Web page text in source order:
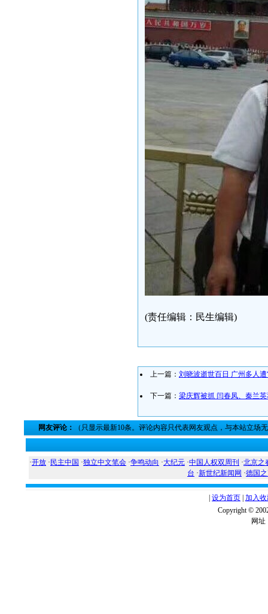
(责任编辑：民生编辑)
上一篇： 刘晓波逝世百日 广州多人遭
下一篇： 梁庆辉被抓 闫春凤、秦兰
网友评论： （只显示最新10条。评论内容只代表网友观点，与本站立场
·开放 · 民主中国 ·独立中文笔会 ·争鸣动向 ·大纪元 ·中国人权双周刊 ·北京之
台 ·新世纪新闻网 ·德国
设为首页 加入
Copyright ©
网址